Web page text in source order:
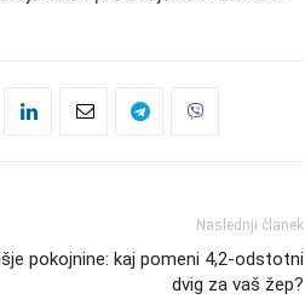
Naslednji članek
pokojnine: kaj pomeni 4,2-odstotni
dvig za vaš žep?